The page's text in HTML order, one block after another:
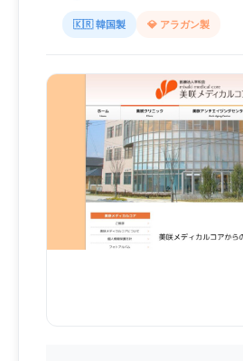
🇰🇷 韓国製 💎 アラガン製